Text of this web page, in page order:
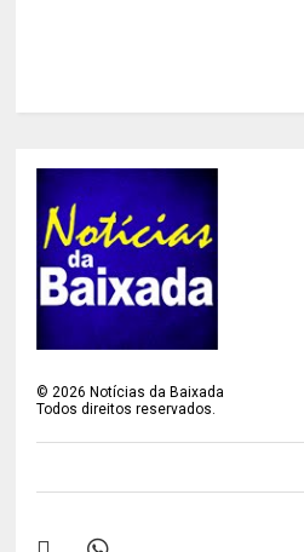
©2026 Notícias da Baixada
Todos direitos reservados.